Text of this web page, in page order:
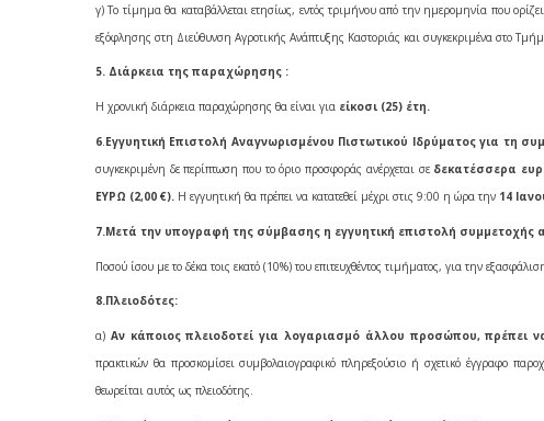
γ) Το τίμημα θα καταβάλλεται ετησίως, εντός τριμήνου από την ημερομηνία που
εξόφλησης στη Διεύθυνση Αγροτικής Ανάπτυξης Καστοριάς και συγκεκριμένα στο
5. Διάρκεια της παραχώρησης :
Η χρονική διάρκεια παραχώρησης θα είναι για είκοσι (25) έτη.
6.Εγγυητική Επιστολή Αναγνωρισμένου Πιστωτικού Ιδρύματος για τη
συγκεκριμένη δε περίπτωση που το όριο προσφοράς ανέρχεται σε δεκατέσσερα
ΕΥΡΩ (2,00 €). Η εγγυητική θα πρέπει να κατατεθεί μέχρι στις 9:00 η ώρα την 14
7.Μετά την υπογραφή της σύμβασης η εγγυητική επιστολή συμμετοχής
Ποσού ίσου με το δέκα τοις εκατό (10%) του επιτευχθέντος τιμήματος, για την
8.Πλειοδότες:
α) Αν κάποιος πλειοδοτεί για λογαριασμό άλλου προσώπου,
πρακτικών θα προσκομίσει συμβολαιογραφικό πληρεξούσιο ή σχετικό έγγραφο
θεωρείται αυτός ως πλειοδότης.